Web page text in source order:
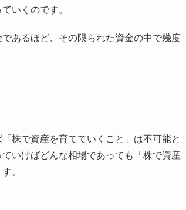
いくのです。
あるほど、その限られた資金の中で幾度
株で資産を育てていくこと」は不可能と
いけばどんな相場であっても「株で資産
。